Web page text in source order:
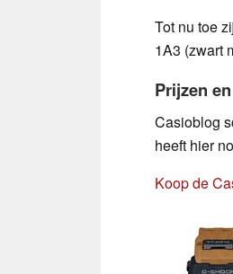
Tot nu toe
1A3 (zwart
Prijzen
Casioblog
heeft hier
Koop de